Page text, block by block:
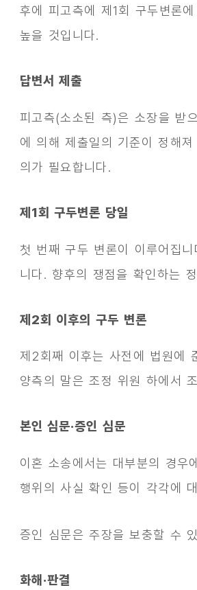
후에 피고측에 제1회 구두변론
높을 것입니다.
답변서 제출
피고측(소소된 측)은 소장을 받
에 의해 제출일의 기준이 정해
의가 필요합니다.
제1회 구두변론 당일
첫 번째 구두 변론이 이루어집
니다. 향후의 쟁점을 확인하는
제2회 이후의 구두 변론
제2회째 이후는 사전에 법원에
양측의 말은 조정 위원 하에서
본인 심문·증인 심문
이혼 소송에서는 대부분의 경
행위의 사실 확인 등이 각각에
증인 심문은 주장을 보충할 수
화해·판결